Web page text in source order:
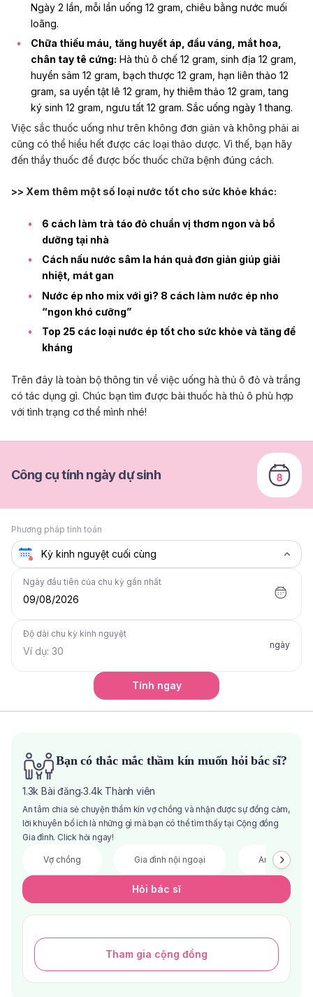
Ngày 2 lần, mỗi lần uống 12 gram, chiêu bằng nước muối
loãng.
Chữa thiếu máu, tăng huyết áp, đầu váng, mắt hoa,
chân tay tê cứng: Hà thủ ô chế 12 gram, sinh địa 12 gram,
huyền sâm 12 gram, bạch thược 12 gram, hạn liên thảo 12
gram, sa uyển tật lê 12 gram, hy thiêm thảo 12 gram, tang
ký sinh 12 gram, ngưu tất 12 gram. Sắc uống ngày 1 thang.
Việc sắc thuốc uống như trên không đơn giản và không phải ai
cũng có thể hiểu hết được các loại thảo dược. Vì thế, bạn hãy
đến thầy thuốc để được bốc thuốc chữa bệnh đúng cách.
>> Xem thêm một số loại nước tốt cho sức khỏe khác:
6 cách làm trà táo đỏ chuẩn vị thơm ngon và bổ
dưỡng tại nhà
Cách nấu nước sâm la hán quả đơn giản giúp giải
nhiệt, mát gan
Nước ép nho mix với gì? 8 cách làm nước ép nho
“ngon khó cưỡng”
Top 25 các loại nước ép tốt cho sức khỏe và tăng đề
kháng
Trên đây là toàn bộ thông tin về việc uống hà thủ ô đỏ và trắng
có tác dụng gì. Chúc bạn tìm được bài thuốc hà thủ ô phù hợp
với tình trạng cơ thể mình nhé!
Công cụ tính ngày dự sinh
Phương pháp tính toán
Ngày đầu tiên của chu kỳ gần nhất
09/08/2026
Độ dài chu kỳ kinh nguyệt
ngày
Tính ngay
Bạn có thắc mắc thầm kín muốn hỏi bác sĩ?
1.3k Bài đăng·3.4k Thành viên
An tâm chia sẻ chuyện thầm kín vợ chồng và nhận được sự đồng cảm,
lời khuyên bổ ích là những gì mà bạn có thể tìm thấy tại Cộng đồng
Gia đình. Click hỏi ngay!
Vợ chồng Gia đình nội ngoại Anh chị em
Hỏi bác sĩ
Tham gia cộng đồng